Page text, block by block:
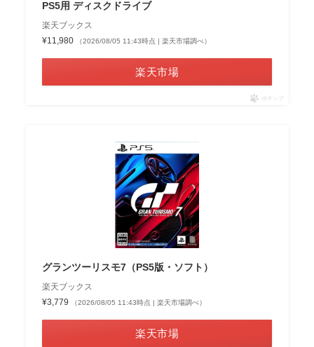
PS5用 ディスクドライブ
楽天ブックス
¥11,980
（2026/08/05 11:43時点 | 楽天市場調べ）
楽天市場
ポチップ
グランツーリスモ7（PS5版・ソフト）
楽天ブックス
¥3,779
（2026/08/05 11:43時点 | 楽天市場調べ）
楽天市場